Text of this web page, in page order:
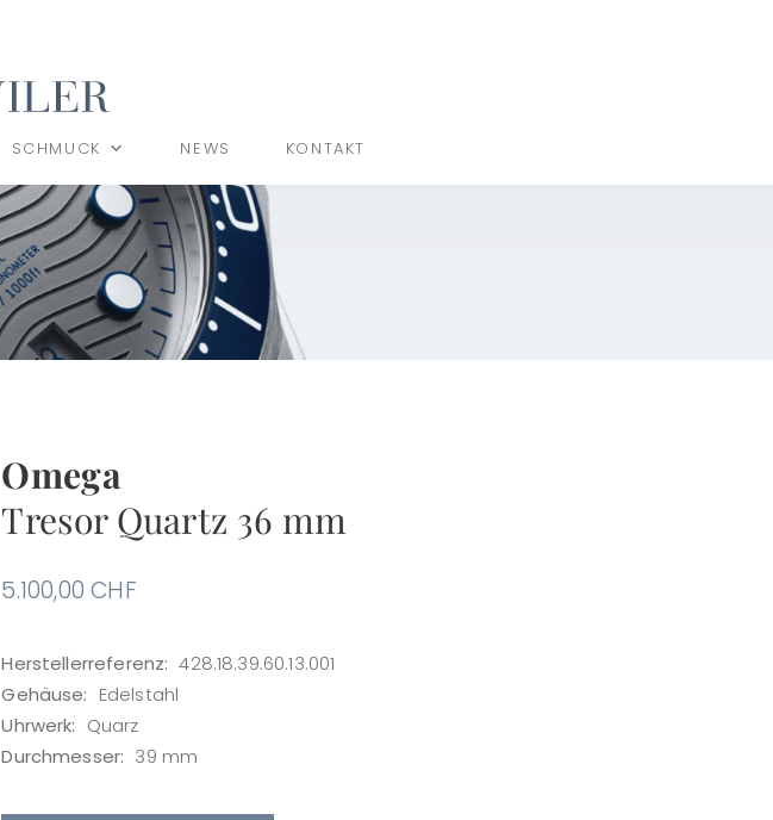
SCHMUCK NEWS KONTAKT
Omega
Tresor Quartz 36 mm
5.100,00CHF
Herstellerreferenz: 428.18.39.60.13.001
Gehäuse: Edelstahl
Uhrwerk: Quarz
Durchmesser: 39 mm